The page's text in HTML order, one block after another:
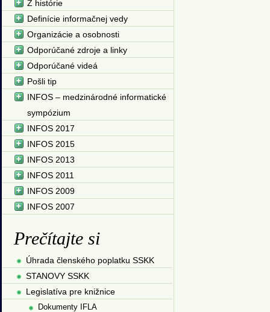
Z histórie
Definície informačnej vedy
Organizácie a osobnosti
Odporúčané zdroje a linky
Odporúčané videá
Pošli tip
INFOS – medzinárodné informatické
sympózium
INFOS 2017
INFOS 2015
INFOS 2013
INFOS 2011
INFOS 2009
INFOS 2007
Prečítajte si
Úhrada členského poplatku SSKK
STANOVY SSKK
Legislatíva pre knižnice
Dokumenty IFLA